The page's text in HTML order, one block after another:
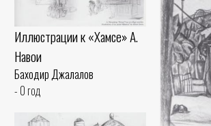
Иллюстрации к «Хамсе» А.
Навои
Баходир Джалалов
- 0 год